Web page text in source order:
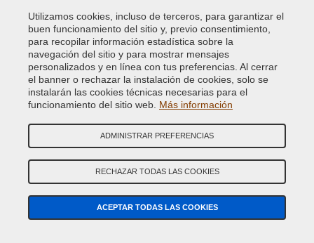
Código de Producto:VCD-HYU-WJ
SILVER MET.
Código de Color Original :SM
Código de Producto:VCD-HYU-SM
SILVER MET.
Código de Color Original :T8T
Código de Producto:VCD-HYU-T8T
SILVER MET. (P.URTI OF NW)
Código de Color Original :NW
Utilizamos cookies, incluso de terceros, para garantizar el
buen funcionamiento del sitio y, previo consentimiento,
para recopilar información estadística sobre la
navegación del sitio y para mostrar mensajes
personalizados y en línea con tus preferencias. Al cerrar
el banner o rechazar la instalación de cookies, solo se
instalarán las cookies técnicas necesarias para el
funcionamiento del sitio web. Más información
ADMINISTRAR PREFERENCIAS
RECHAZAR TODAS LAS COOKIES
ACEPTAR TODAS LAS COOKIES